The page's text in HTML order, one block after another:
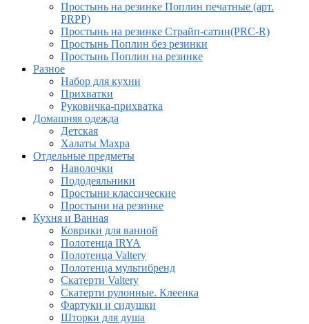
Простынь на резинке Поплин печатные (арт.
PRPP)
Простынь на резинке Страйп-сатин(PRC-R)
Простынь Поплин без резинки
Простынь Поплин на резинке
Разное
Набор для кухни
Прихватки
Руковичка-прихватка
Домашняя одежда
Детская
Халаты Махра
Отдельные предметы
Наволочки
Пододеяльники
Простыни классические
Простыни на резинке
Кухня и Ванная
Коврики для ванной
Полотенца IRYA
Полотенца Valtery
Полотенца мультибренд
Скатерти Valtery
Скатерти рулонные. Клеенка
Фартуки и сидушки
Шторки для душа